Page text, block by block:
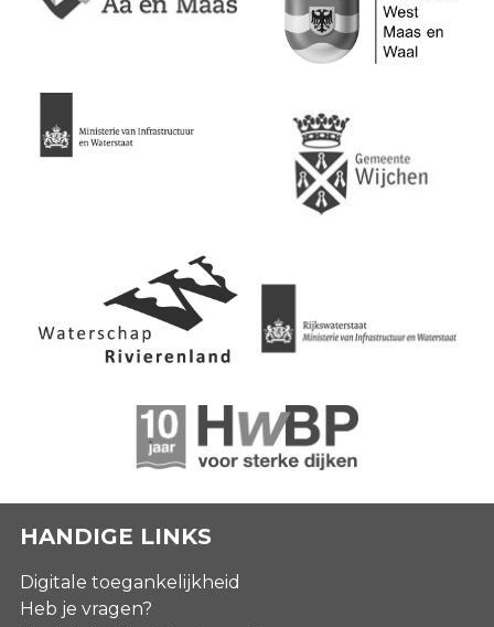
HANDIGE LINKS
Digitale toegankelijkheid
Heb je vragen?